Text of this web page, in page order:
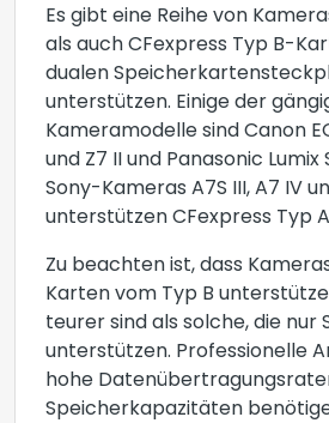
Es gibt eine Reihe von
als auch CFexpress Typ B-
dualen
unterstützen. Einige der
Kameramodelle sind Canon
und Z7 II und Panasonic Lumix
Sony-Kameras A7S III, A7 IV
unterstützen CFexpress Typ
Zu beachten ist, dass
Karten vom Typ B
teurer sind als solche, die nur
unterstützen. Professionelle
hohe
Speicherkapazitäten